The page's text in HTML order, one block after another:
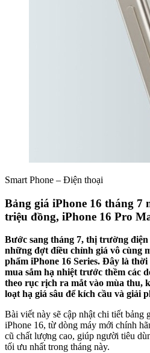
Smart Phone – Điện thoại
Bảng giá iPhone 16 tháng 7
triệu đồng, iPhone 16 Pro
Bước sang tháng 7, thị trường
những đợt điều chỉnh giá vô cùng
phẩm iPhone 16 Series. Đây là
mua sắm hạ nhiệt trước thềm các
theo rục rịch ra mắt vào mùa thu,
loạt hạ giá sâu để kích cầu và giải
Bài viết này sẽ cập nhật chi tiết bảng
iPhone 16, từ dòng máy mới chính
cũ chất lượng cao, giúp người tiêu
tối ưu nhất trong tháng này.